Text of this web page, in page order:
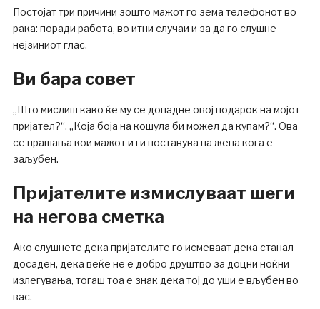
Постојат три причини зошто мажот го зема телефонот во
рака: поради работа, во итни случаи и за да го слушне
нејзиниот глас.
Ви бара совет
„Што мислиш како ќе му се допадне овој подарок на мојот
пријател?“, „Која боја на кошула би можел да купам?“. Ова
се прашања кои мажот и ги поставува на жена кога е
заљубен.
Пријателите измислуваат шеги
на негова сметка
Ако слушнете дека пријателите го исмеваат дека станал
досаден, дека веќе не е добро друштво за доцни ноќни
излегувања, тогаш тоа е знак дека тој до уши е вљубен во
вас.